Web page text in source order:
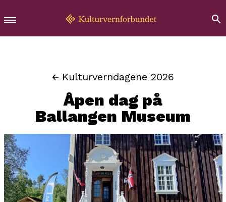
Kulturverndagene 2026
Åpen dag på
Ballangen Museum